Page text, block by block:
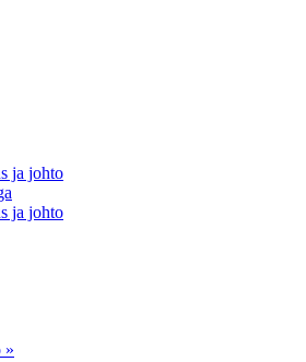
ja johto
ja johto
»